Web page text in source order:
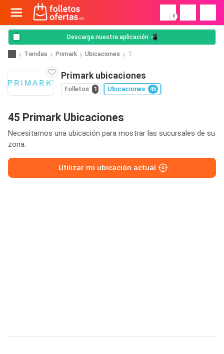
!
Descarga nuestra aplicación 📲
Tiendas Primark Ubicaciones T
Primark ubicaciones
Folletos 1 Ubicaciones 45
45 Primark Ubicaciones
Necesitamos una ubicación para mostrar las sucursales de su
zona.
Utilizar mi ubicación actual